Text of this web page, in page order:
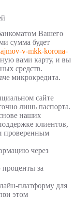
Вашего
сумма будет
v-mkk-korona-
вами карту, и вы
средств.
микрокредита.
сайте
лишь паспорта.
наших
клиентов,
проверенным
через
за
платформу для
этом